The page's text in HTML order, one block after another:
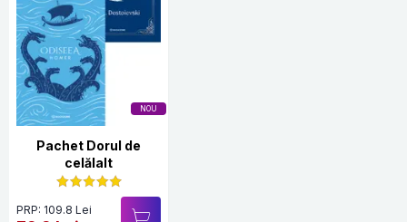
NOU
Pachet Dorul de
celălalt
PRP: 109.8 Lei